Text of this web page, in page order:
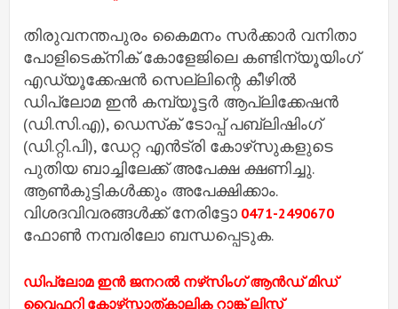
തിരുവനന്തപുരം കൈമനം സർക്കാർ വനിതാ
പോളിടെക്‌നിക് കോളേജിലെ കണ്ടിന്യൂയിംഗ്
എഡ്യൂക്കേഷൻ സെല്ലിന്റെ കീഴിൽ
ഡിപ്ലോമ ഇൻ കമ്പ്യൂട്ടർ ആപ്ലിക്കേഷൻ
(ഡി.സി.എ), ഡെസ്‌ക് ടോപ്പ് പബ്ലിഷിംഗ്
(ഡി.റ്റി.പി), ഡേറ്റ എൻട്രി കോഴ്‌സുകളുടെ
പുതിയ ബാച്ചിലേക്ക് അപേക്ഷ ക്ഷണിച്ചു.
ആൺകുട്ടികൾക്കും അപേക്ഷിക്കാം.
വിശദവിവരങ്ങൾക്ക് നേരിട്ടോ 0471-2490670
ഫോൺ നമ്പരിലോ ബന്ധപ്പെടുക.
ഡിപ്ലോമ ഇൻ ജനറൽ നഴ്‌സിംഗ് ആൻഡ് മിഡ്
വൈഫറി കോഴ്‌സ്താത്കാലിക റാങ്ക് ലിസ്റ്റ്